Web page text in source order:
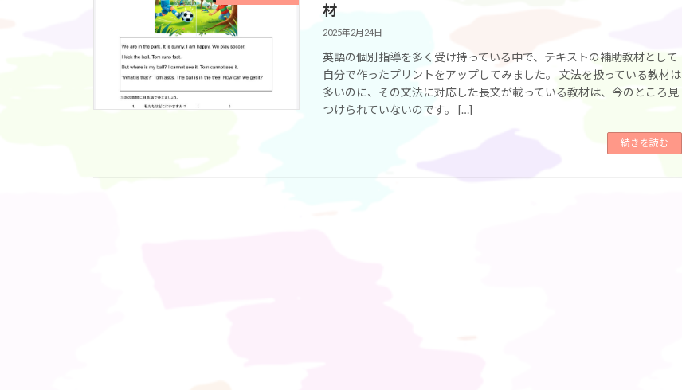
材
2025年2月24日
英語の個別指導を多く受け持っている中で、テキストの補助教材として
自分で作ったプリントをアップしてみました。 文法を扱っている教材は
多いのに、その文法に対応した長文が載っている教材は、今のところ見
つけられていないのです。 […]
続きを読む